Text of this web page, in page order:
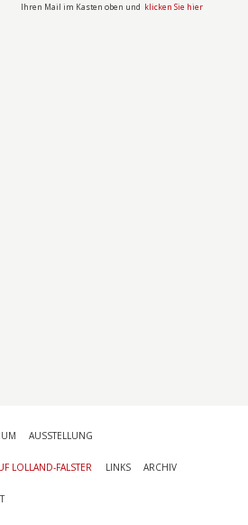
Ihren Mail im Kasten oben und klicken Sie hier
AUSSTELLUNG
LOLLAND-FALSTER LINKS ARCHIV